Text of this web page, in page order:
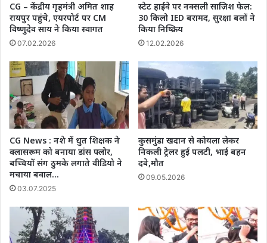
CG – केंद्रीय गृहमंत्री अमित शाह
रायपुर पहुंचे, एयरपोर्ट पर CM
विष्णुदेव साय ने किया स्वागत
07.02.2026
स्टेट हाईवे पर नक्सली साज़िश फेल:
30 किलो IED बरामद, सुरक्षा बलों ने
किया निष्क्रिय
12.02.2026
CG News : नशे में धुत शिक्षक ने
क्लासरूम को बनाया डांस फ्लोर,
बच्चियों संग ठुमके लगाते वीडियो ने
मचाया बवाल…
03.07.2025
कुसमुंडा खदान से कोयला लेकर
निकली ट्रेलर हुई पलटी, भाई बहन
दबे,मौत
09.05.2026